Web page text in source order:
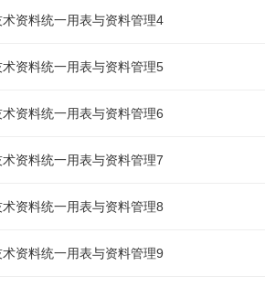
资料统一用表与资料管理4
资料统一用表与资料管理5
资料统一用表与资料管理6
资料统一用表与资料管理7
资料统一用表与资料管理8
资料统一用表与资料管理9